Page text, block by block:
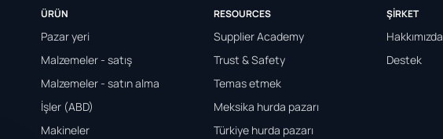
ÜRÜN
Pazar yeri
Malzemeler - satış
Malzemeler - satın alma
İşler (ABD)
Makineler
RESOURCES
Supplier Academy
Trust & Safety
Temas etmek
Meksika hurda pazarı
Türkiye hurda pazarı
ŞIRKET
Hakkımızda
Destek